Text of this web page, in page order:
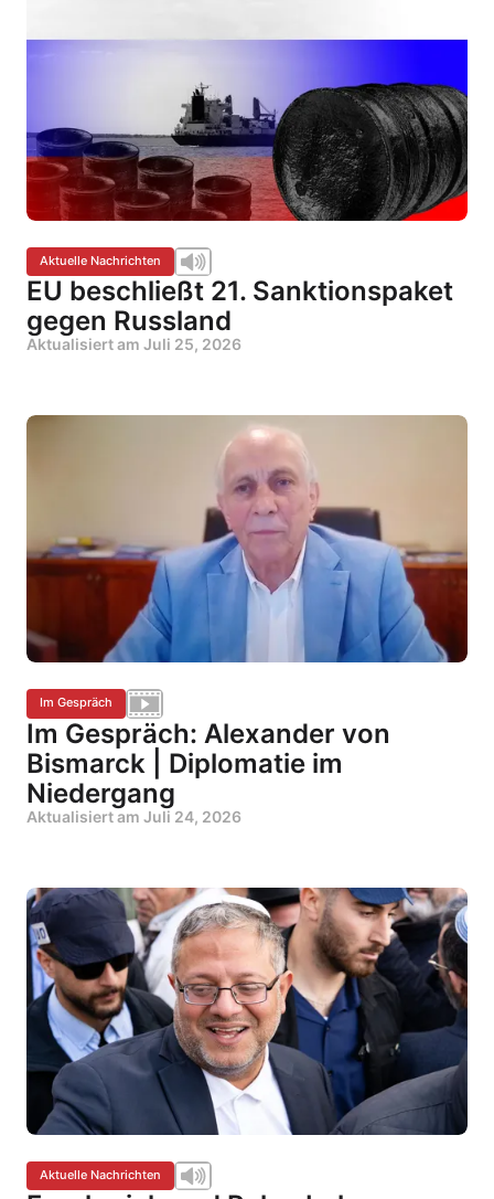
Aktuelle Nachrichten
EU beschließt 21. Sanktionspaket
gegen Russland
Aktualisiert am Juli 25, 2026
Im Gespräch
Im Gespräch: Alexander von
Bismarck | Diplomatie im
Niedergang
Aktualisiert am Juli 24, 2026
Aktuelle Nachrichten